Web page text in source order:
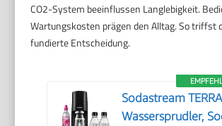
CO2-System beeinflussen Langlebigkeit.
Wartungskosten prägen den Alltag. So triffst
fundierte Entscheidung.
Sodastream TERRA
Wassersprudler,